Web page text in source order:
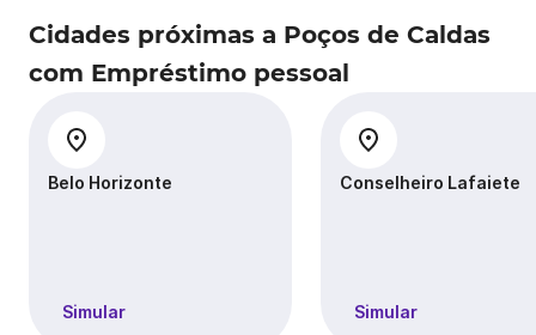
Cidades próximas a Poços de Caldas
com Empréstimo pessoal
Belo Horizonte
Simular
Conselheiro Lafaiete
Simular